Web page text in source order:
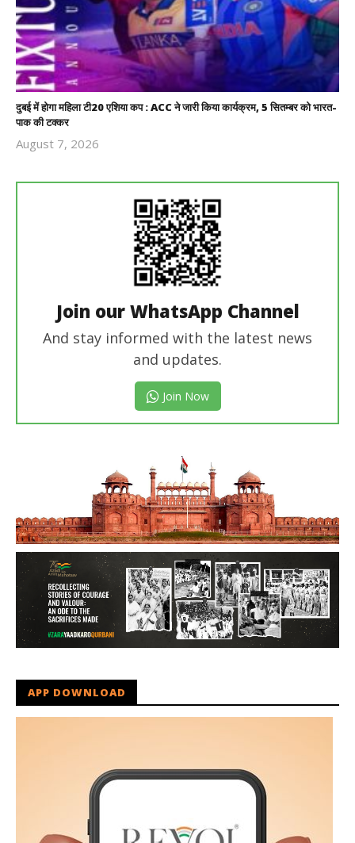
दुबई में होगा महिला टी20 एशिया कप : ACC ने जारी किया कार्यक्रम, 5 सितम्बर को भारत-
पाक की टक्कर
August 7, 2026
Join our WhatsApp Channel
And stay informed with the latest news
and updates.
Join Now
APP DOWNLOAD